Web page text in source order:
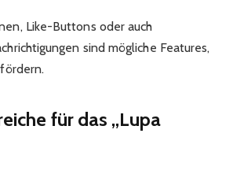
Like-Buttons oder auch
sind mögliche Features,
für das „Lupa